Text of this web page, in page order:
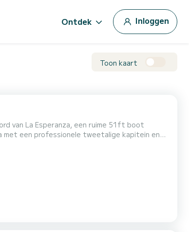
Ontdek Inloggen
Toon kaart
van La Esperanza, een ruime 51ft boot
water, of ontspan aan boord in de